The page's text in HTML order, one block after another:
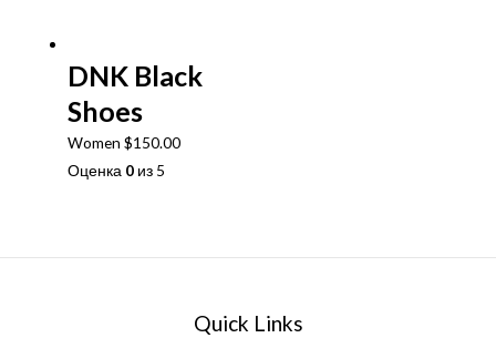
DNK Black
Shoes
Women$150.00
Оценка 0 из 5
Quick Links